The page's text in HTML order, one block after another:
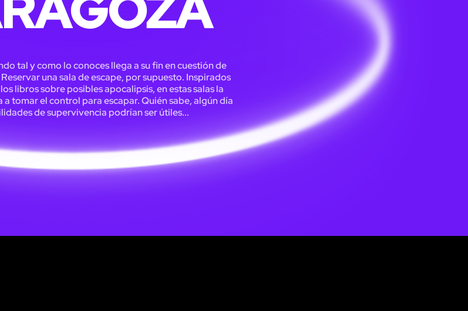
tal y como lo conoces llega a su fin en cuestión de
una sala de escape, por supuesto. Inspirados
libros sobre posibles apocalipsis, en estas salas la
a tomar el control para escapar. Quién sabe, algún día
de supervivencia podrían ser útiles...